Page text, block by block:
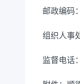
邮政编码
组织人事
监督电话